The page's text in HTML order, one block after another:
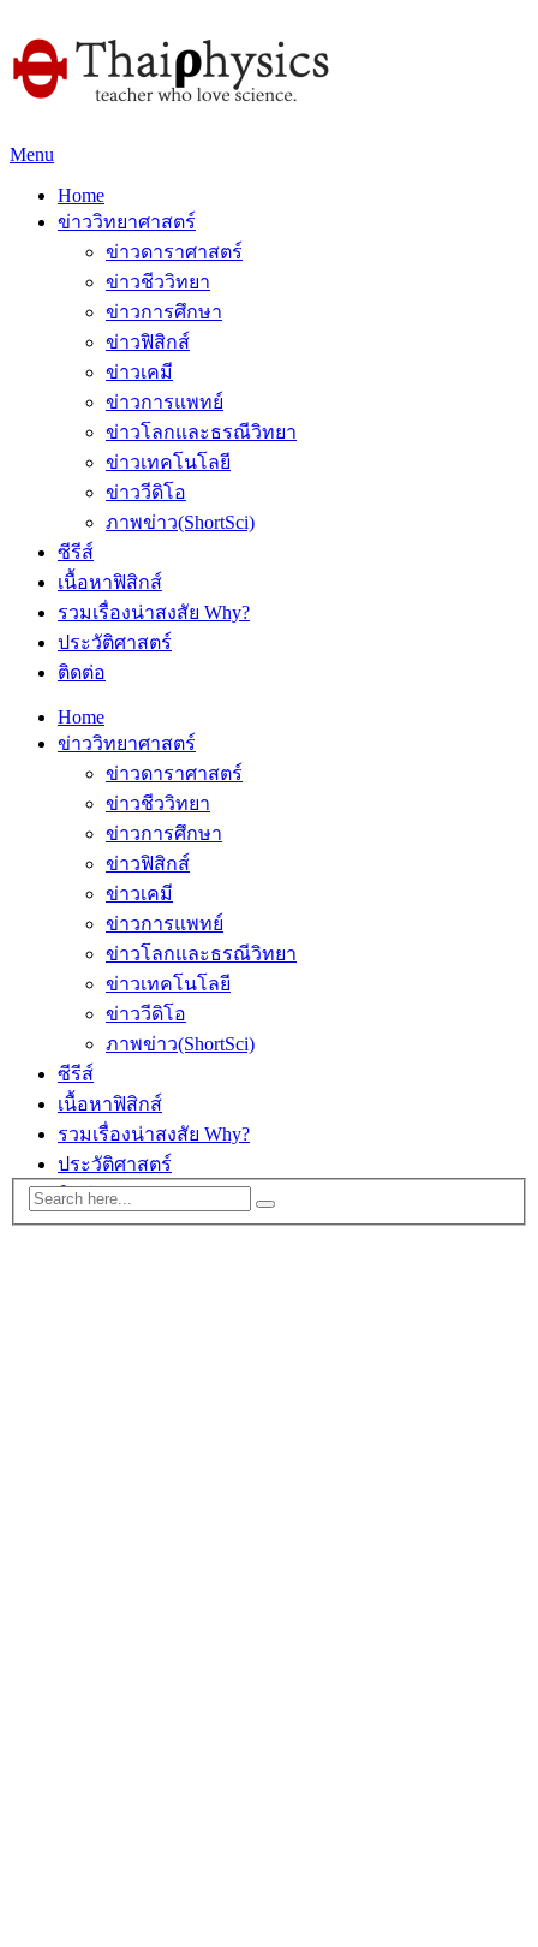
Menu
Home
ข่าววิทยาศาสตร์
ข่าวดาราศาสตร์
ข่าวชีววิทยา
ข่าวการศึกษา
ข่าวฟิสิกส์
ข่าวเคมี
ข่าวการแพทย์
ข่าวโลกและธรณีวิทยา
ข่าวเทคโนโลยี
ข่าววีดิโอ
ภาพข่าว(ShortSci)
ซีรีส์
เนื้อหาฟิสิกส์
รวมเรื่องน่าสงสัย Why?
ประวัติศาสตร์
ติดต่อ
Home
ข่าววิทยาศาสตร์
ข่าวดาราศาสตร์
ข่าวชีววิทยา
ข่าวการศึกษา
ข่าวฟิสิกส์
ข่าวเคมี
ข่าวการแพทย์
ข่าวโลกและธรณีวิทยา
ข่าวเทคโนโลยี
ข่าววีดิโอ
ภาพข่าว(ShortSci)
ซีรีส์
เนื้อหาฟิสิกส์
รวมเรื่องน่าสงสัย Why?
ประวัติศาสตร์
ติดต่อ